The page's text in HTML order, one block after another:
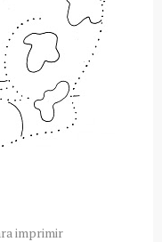
imprimir